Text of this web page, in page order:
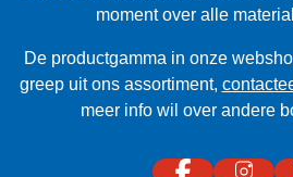
moment over alle
De productgamma in onze
greep uit ons assortiment,
meer info wil over andere